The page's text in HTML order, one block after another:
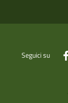
Seguici su